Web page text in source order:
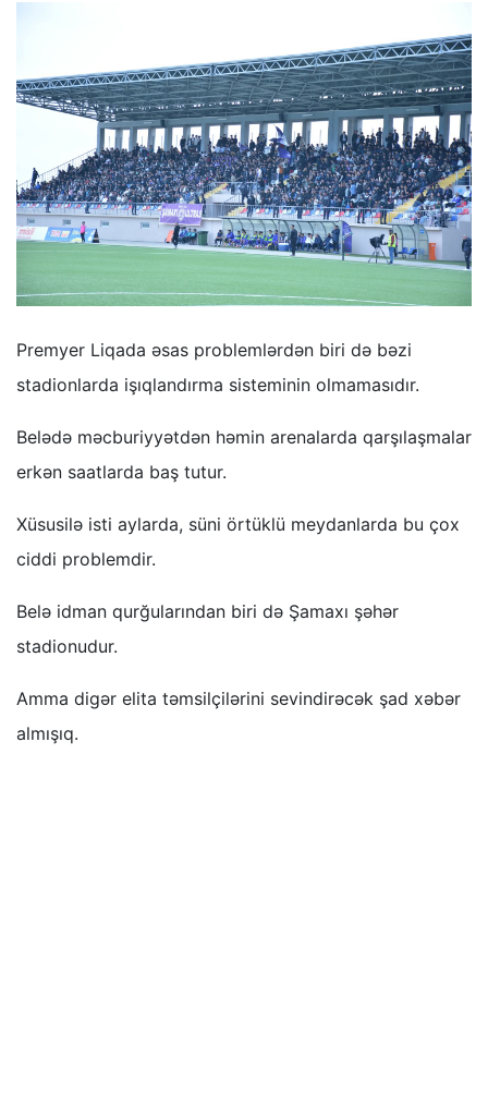
Premyer Liqada əsas problemlərdən biri də bəzi
stadionlarda işıqlandırma sisteminin olmamasıdır.
Belədə məcburiyyətdən həmin arenalarda qarşılaşmalar
erkən saatlarda baş tutur.
Xüsusilə isti aylarda, süni örtüklü meydanlarda bu çox
ciddi problemdir.
Belə idman qurğularından biri də Şamaxı şəhər
stadionudur.
Amma digər elita təmsilçilərini sevindirəcək şad xəbər
almışıq.